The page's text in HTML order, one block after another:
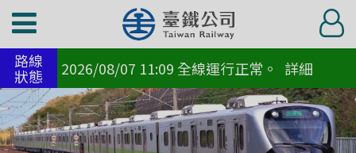
功
能
選
單
登
入
路線
狀態 2026/08/07 11:09 全線運行正常。 詳細